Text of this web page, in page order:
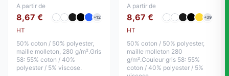
A partir de
8,67 €
HT
+12
50% coton / 50% polyester,
maille molleton, 280 g/m².Gris
58: 55% coton / 40%
polyester / 5% viscose.
A partir de
8,67 €
HT
+39
50% coton / 50% polyester,
maille molleton 280
g/m².Couleur gris 58: 55%
coton / 40% polyester / 5%